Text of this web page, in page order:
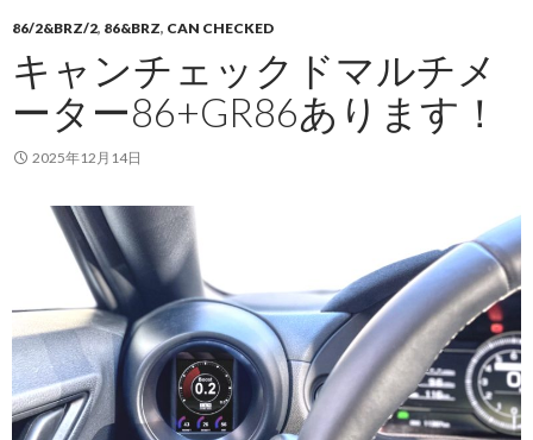
86/2&BRZ/2, 86&BRZ, CAN CHECKED
キャンチェックドマルチメ
ーター86+GR86あります！
2025年12月14日